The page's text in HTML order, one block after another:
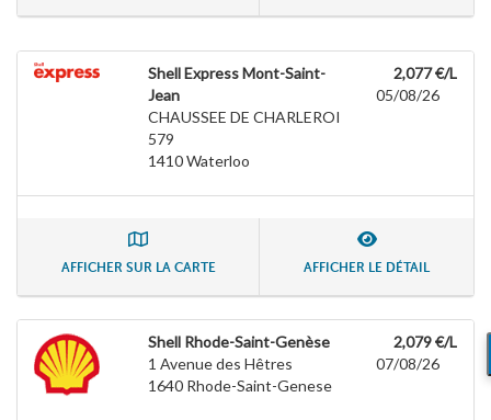
Shell Express Mont-Saint-
Jean
CHAUSSEE DE CHARLEROI
579
1410Waterloo
2,077 €/L
05/08/26
AFFICHER SUR LA CARTE AFFICHER LE DÉTAIL
Shell Rhode-Saint-Genèse
1 Avenue des Hêtres
1640 Rhode-Saint-Genese
2,079 €/L
07/08/26